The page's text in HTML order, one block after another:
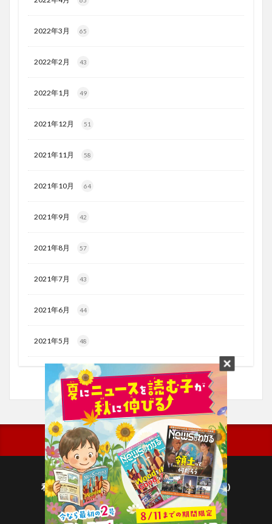
2022年3月 65
2022年2月 43
2022年1月 49
2021年12月 51
2021年11月 58
2021年10月 64
2021年9月 42
2021年8月 57
2021年7月 43
2021年6月 44
2021年5月 48
利用規約
プライバシーポリシー(毎日新聞出版)
個人情報について(毎日新聞社)